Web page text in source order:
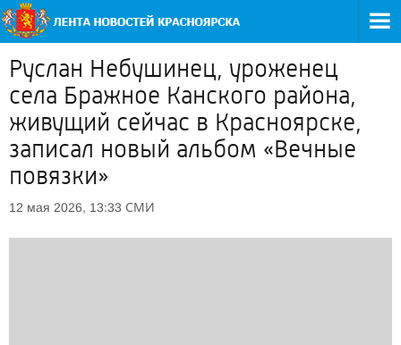
Руслан Небушинец, уроженец
села Бражное Канского района,
живущий сейчас в Красноярске,
записал новый альбом «Вечные
повязки»
12 мая 2026, 13:33 СМИ